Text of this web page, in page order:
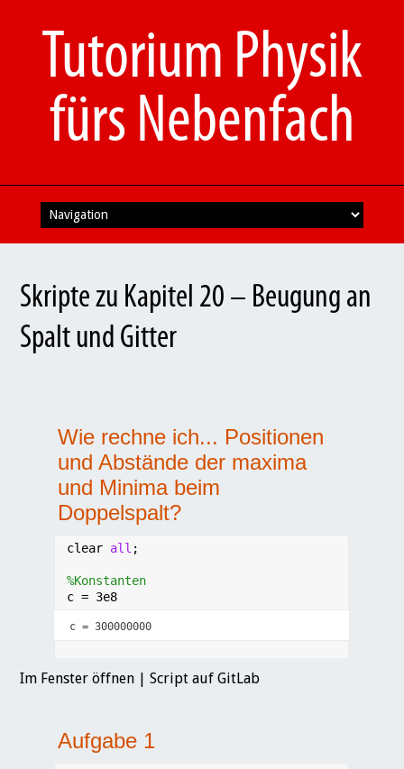
Tutorium Physik
fürs Nebenfach
content
Skripte zu Kapitel 20 – Beugung an
Spalt und Gitter
Im Fenster öffnen |Script auf GitLab